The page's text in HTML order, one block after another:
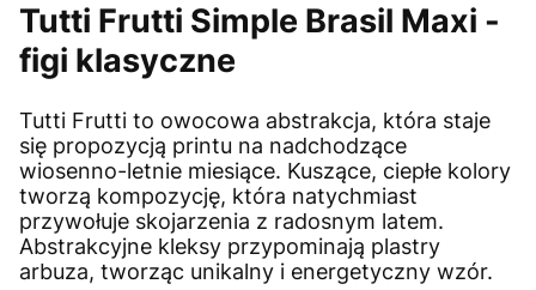
Tutti Frutti Simple Brasil Maxi -
figi klasyczne
Tutti Frutti to owocowa abstrakcja, która staje
się propozycją printu na nadchodzące
wiosenno-letnie miesiące. Kuszące, ciepłe kolory
tworzą kompozycję, która natychmiast
przywołuje skojarzenia z radosnym latem.
Abstrakcyjne kleksy przypominają plastry
arbuza, tworząc unikalny i energetyczny wzór.